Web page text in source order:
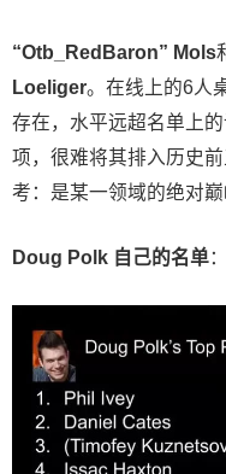
“Otb_RedBaron” Mols
Loeliger。在线上的6人
存在，水平远超名单上
项，很难将其排入历史前
考：是某一领域的绝对
Doug Polk 自己的名单：